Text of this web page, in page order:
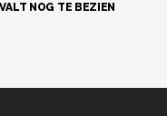
NOG TE BEZIEN